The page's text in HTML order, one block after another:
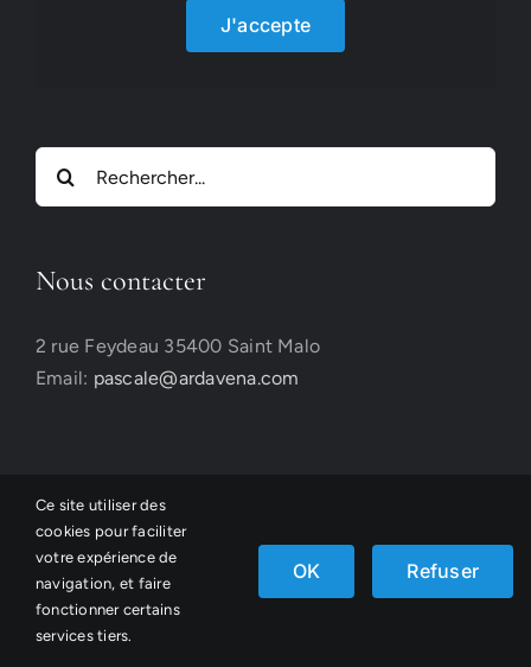
J'accepte
Nous contacter
2 rue Feydeau 35400 Saint Malo
Email: pascale@ardavena.com
©Ardavena, conception Atelier Belle Lurette
Ce site utiliser des
cookies pour faciliter
votre expérience de
navigation, et faire
fonctionner certains
services tiers.
OK Refuser